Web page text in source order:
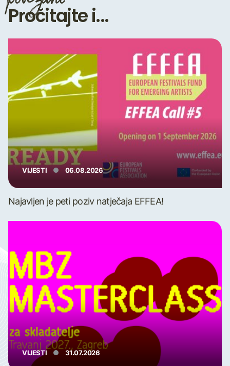
Pročitajte i...
VIJESTI 06.08.2026
Najavljen je peti poziv natječaja EFFEA!
VIJESTI 31.07.2026